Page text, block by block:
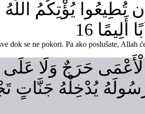
تُطِيعُوا يُؤْتِكُمُ
16
dok se ne pokori. Pa ako poslušate, Allah
حَرَجٌ وَلَا
يُدْخِلْهُ جَنَّاتٍ